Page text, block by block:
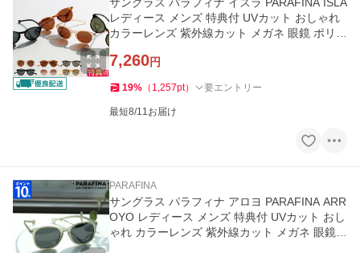
レディース メンズ 特典付 UVカット おしゃれ
カラーレンズ 紫外線カット メガネ 眼鏡 ポリカ
7,260円
19% （ 1,257pt） 要エントリー
最短8/11お届け
PARAFINA
サングラス パラフィナ アロヨ PARAFINA ARR
OYO レディース メンズ 特典付 UVカット おし
ゃれ カラーレンズ 紫外線カット メガネ 眼鏡